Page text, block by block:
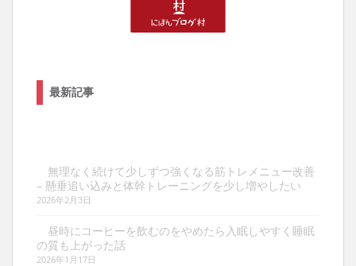
最新記事
無理なく続けて少しずつ強くなる筋トレメニュー改善
– 懸垂追い込みと体幹トレーニングを少し増やしたい
2026年2月3日
昼時にコーヒーを飲むのをやめたら入眠しやすく睡眠
の質も上がった話
2026年1月17日